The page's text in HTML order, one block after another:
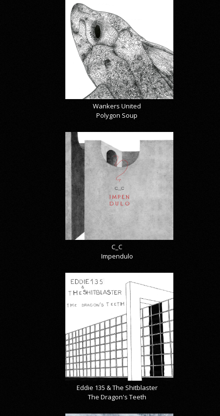
Wankers United
Polygon Soup
C_C
Impendulo
Eddie 135 & The Shitblaster
The Dragon's Teeth